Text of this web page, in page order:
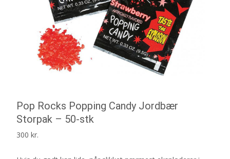
Pop Rocks Popping Candy Jordbær
Storpak – 50-stk
300 kr.